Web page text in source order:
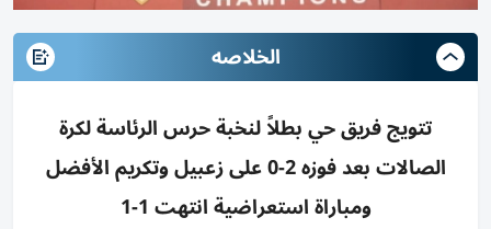
الخلاصه
تتويج فريق حي بطلاً لنخبة حرس الرئاسة لكرة
الصالات بعد فوزه 2-0 على زعبيل وتكريم الأفضل
ومباراة استعراضية انتهت 1-1